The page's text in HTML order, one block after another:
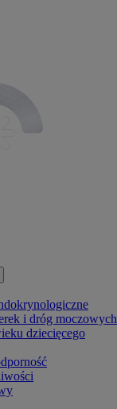
i dróg moczowych
dziecięcego